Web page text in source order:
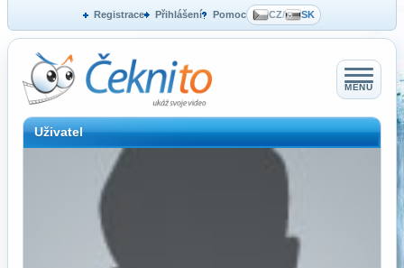
Registrace Přihlášení Pomoc CZ/ SK
MENU
Uživatel